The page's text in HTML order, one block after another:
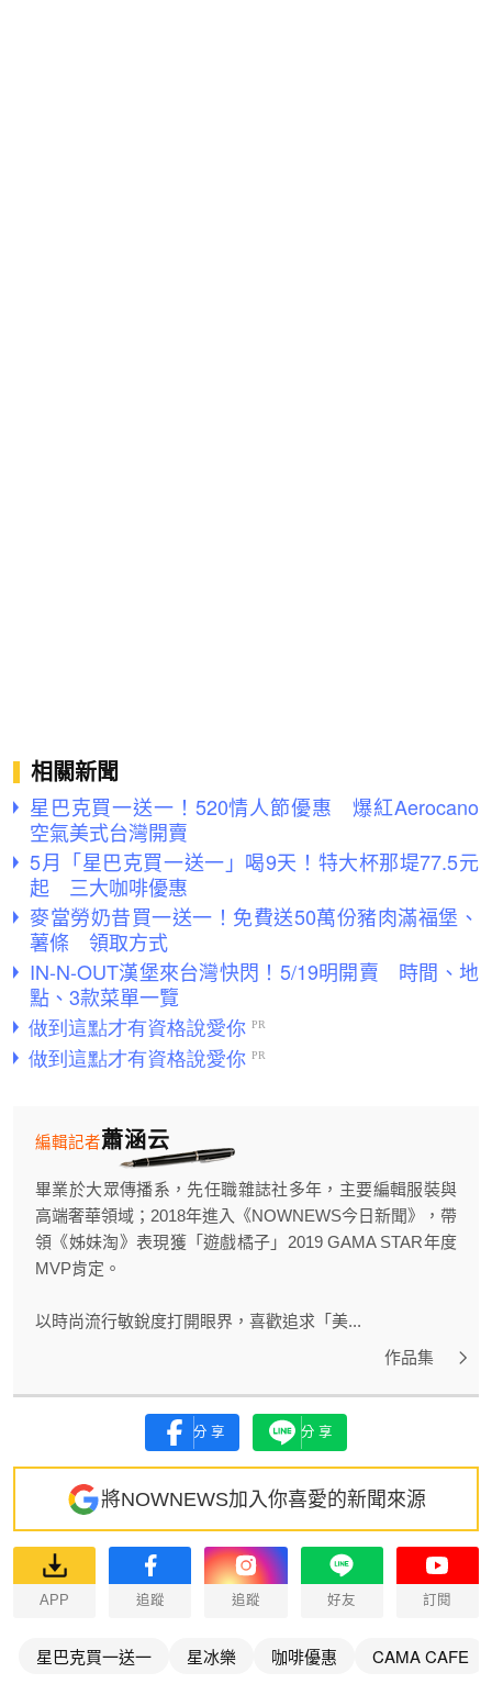
相關新聞
星巴克買一送一！520情人節優惠 爆紅Aerocano
空氣美式台灣開賣
5月「星巴克買一送一」喝9天！特大杯那堤77.5元
起 三大咖啡優惠
麥當勞奶昔買一送一！免費送50萬份豬肉滿福堡、
薯條 領取方式
IN-N-OUT漢堡來台灣快閃！5/19明開賣 時間、地
點、3款菜單一覽
蕭涵云
編輯記者
畢業於大眾傳播系，先任職雜誌社多年，主要編輯服裝與
高端奢華領域；2018年進入《NOWNEWS今日新聞》，帶
領《姊妹淘》表現獲「遊戲橘子」2019 GAMA STAR年度
MVP肯定。
以時尚流行敏銳度打開眼界，喜歡追求「美...
作品集
分享 分享
將NOWNEWS加入你喜愛的新聞來源
APP 追蹤 追蹤 好友 訂閱
星巴克買一送一 星冰樂 咖啡優惠 CAMA CAFE